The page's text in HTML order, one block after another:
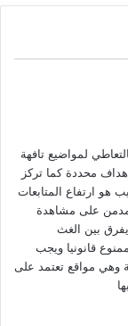
لمواضيع تافهة
محددة كما تركز
هو ارتفاع المتابعات
مدمن على مشاهدة
بين الغث
قانونيا ويجب
وهي مواقع تعتمد على